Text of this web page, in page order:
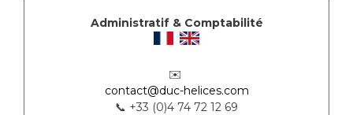
Administratif & Comptabilité
✉️
contact@duc-helices.com
📞 +33 (0)4 74 72 12 69